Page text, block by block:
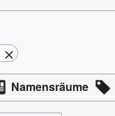
Namensräume